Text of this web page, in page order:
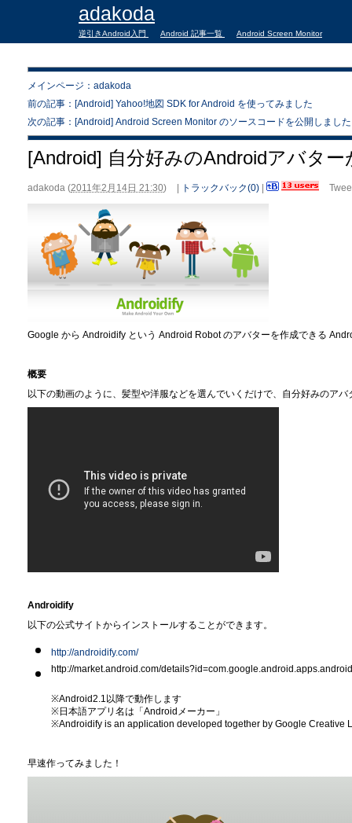
adakoda
逆引きAndroid入門 Android 記事一覧 Android Screen Monitor
メインページ：adakoda
前の記事：[Android] Yahoo!地図 SDK for Android を使ってみました
次の記事：[Android] Android Screen Monitor のソースコードを公開しました
[Android] 自分好みのAndroidアバタ
adakoda (2011年2月14日 21:30) トラックバック(0)
Google から Androidify という Android Robot のアバターを作成できる
概要
以下の動画のように、髪型や洋服などを選んでいくだけで、自分好みのア
Androidify
以下の公式サイトからインストールすることができます。
http://androidify.com/
http://market.android.com/
※Android2.1以降で動作します
※日本語アプリ名は「Androidメーカー」
※Androidify is an application developed together by Google Creative
早速作ってみました！